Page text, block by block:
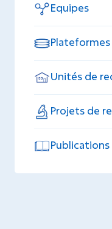
Equipes
Plateformes
Unités de
Projets de